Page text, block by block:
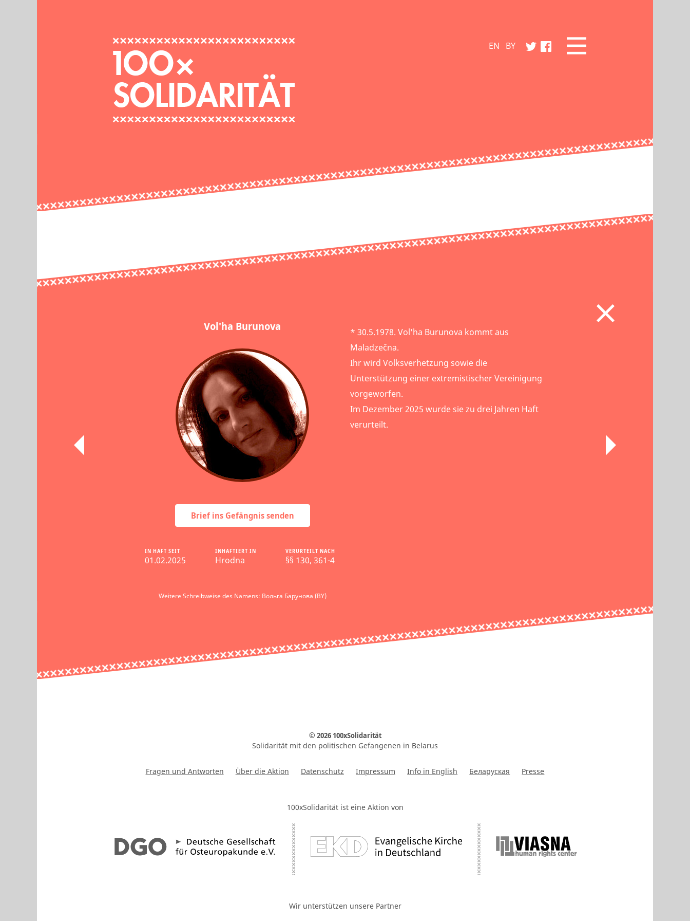
EN BY
Vol'ha Burunova
Brief ins Gefängnis senden
IN HAFT SEIT
01.02.2025
INHAFTIERT IN
Hrodna
VERURTEILT NACH
§§ 130, 361-4
Weitere Schreibweise des Namens: Вольга Барунова (BY)
* 30.5.1978. Vol'ha Burunova kommt aus
Maladzečna.
Ihr wird Volksverhetzung sowie die
Unterstützung einer extremistischer Vereinigung
vorgeworfen.
Im Dezember 2025 wurde sie zu drei Jahren Haft
verurteilt.
© 2026 100xSolidarität
Solidarität mit den politischen Gefangenen in Belarus
Fragen und Antworten Über die Aktion Datenschutz Impressum Info in English Беларуская Presse
100xSolidarität ist eine Aktion von
Wir unterstützen unsere Partner